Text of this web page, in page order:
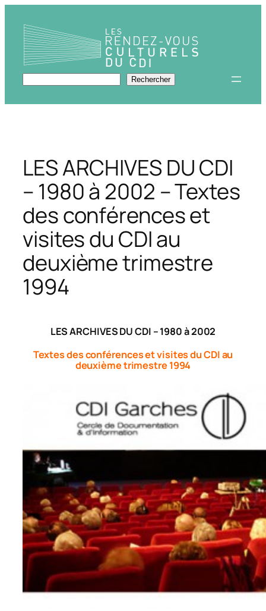
contenu
Rechercher Rechercher
LES ARCHIVES DU CDI
– 1980 à 2002 – Textes
des conférences et
visites du CDI au
deuxième trimestre
1994
LES ARCHIVES DU CDI – 1980 à 2002
Textes des conférences et visites du CDI au
deuxième trimestre 1994